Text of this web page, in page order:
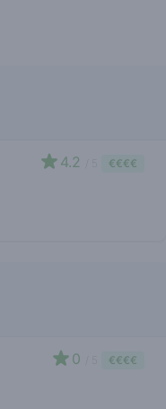
4.2 €€€€
0 €€€€